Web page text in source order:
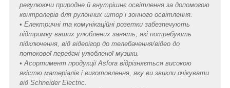
регулюючи природне й внутрішнє освітлення за допомогою
контролерів для рулонних штор і зонного освітлення.
• Електричні та комунікаційні розетки забезпечують
підтримку ваших улюблених занять, які потребують
підключення, від відеоігор до телебачення/відео до
потокової передачі улюбленої музики.
• Асортимент продукції Asfora відрізняється високою
якістю матеріалів і виготовлення, яку ви звикли очікувати
від Schneider Electric.